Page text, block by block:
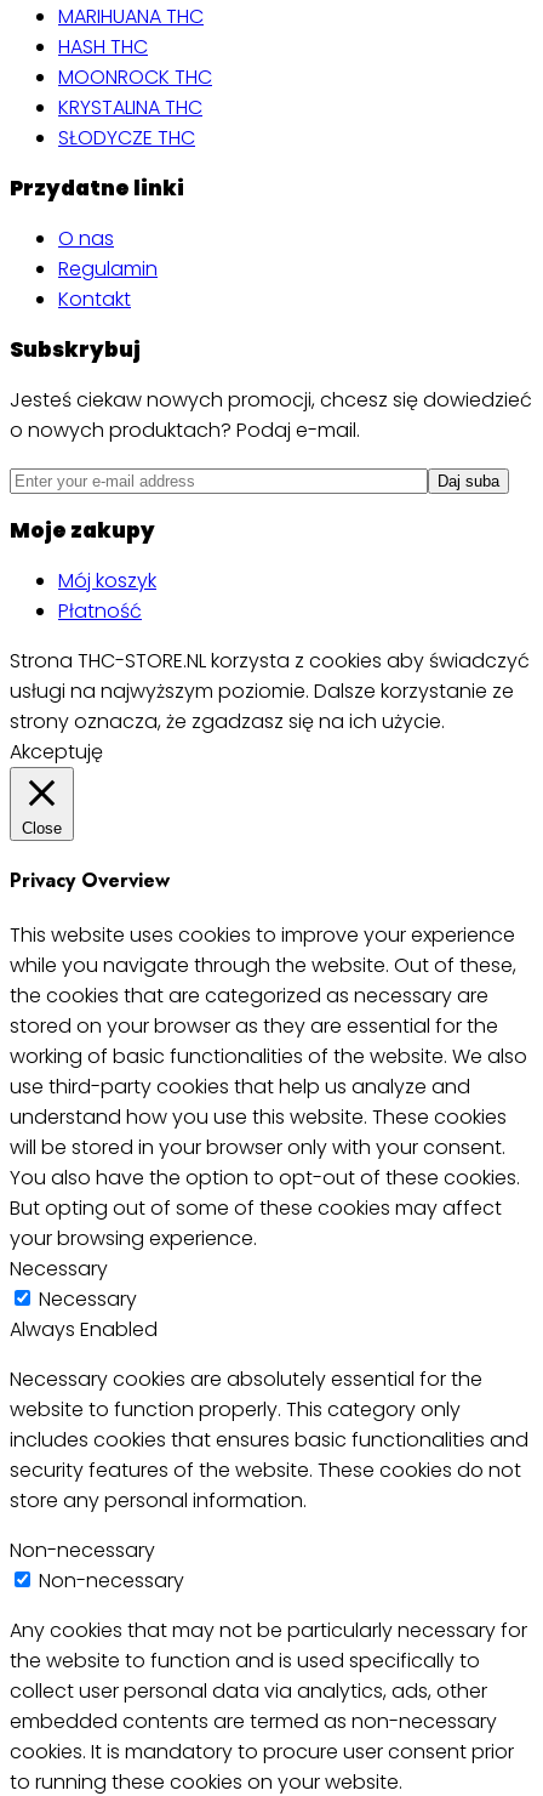
MARIHUANA THC
HASH THC
MOONROCK THC
KRYSTALINA THC
SŁODYCZE THC
Przydatne linki
O nas
Regulamin
Kontakt
Subskrybuj
Jesteś ciekaw nowych promocji, chcesz się dowiedzieć
o nowych produktach? Podaj e-mail.
Moje zakupy
Mój koszyk
Płatność
Strona THC-STORE.NL korzysta z cookies aby świadczyć
usługi na najwyższym poziomie. Dalsze korzystanie ze
strony oznacza, że zgadzasz się na ich użycie.
Akceptuję
Close
Privacy Overview
This website uses cookies to improve your experience
while you navigate through the website. Out of these,
the cookies that are categorized as necessary are
stored on your browser as they are essential for the
working of basic functionalities of the website. We also
use third-party cookies that help us analyze and
understand how you use this website. These cookies
will be stored in your browser only with your consent.
You also have the option to opt-out of these cookies.
But opting out of some of these cookies may affect
your browsing experience.
Necessary
Necessary
Always Enabled
Necessary cookies are absolutely essential for the
website to function properly. This category only
includes cookies that ensures basic functionalities and
security features of the website. These cookies do not
store any personal information.
Non-necessary
Non-necessary
Any cookies that may not be particularly necessary for
the website to function and is used specifically to
collect user personal data via analytics, ads, other
embedded contents are termed as non-necessary
cookies. It is mandatory to procure user consent prior
to running these cookies on your website.